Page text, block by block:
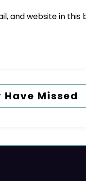
and website in
Have Missed